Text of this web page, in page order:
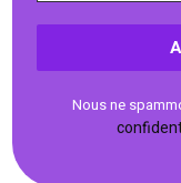
Nous ne